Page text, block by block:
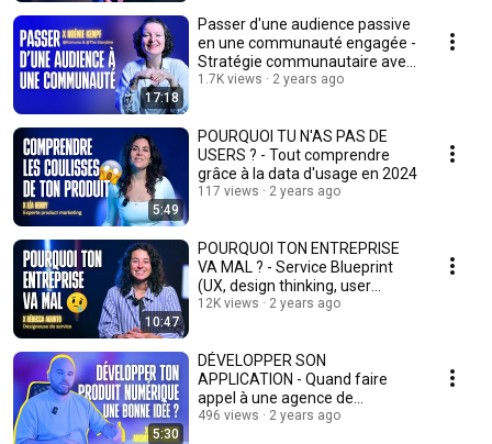
17:18
Passer d'une audience passive
en une communauté engagée -
Stratégie communautaire avec
Noémie Kempf
1.7K views 2 years ago
5:49
POURQUOI TU N'AS PAS DE
USERS ? - Tout comprendre
grâce à la data d'usage en 2024
117 views 2 years ago
10:47
POURQUOI TON ENTREPRISE
VA MAL ? - Service Blueprint
(UX, design thinking, user
experience)
12K views 2 years ago
5:30
DÉVELOPPER SON
APPLICATION - Quand faire
appel à une agence de
développement ? (code, no-
496 views 2 years ago